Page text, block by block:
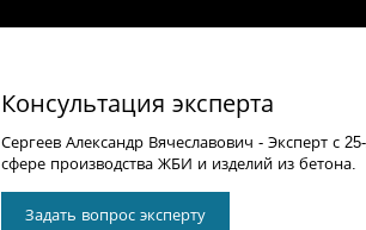
Консультация эксперта
Сергеев Александр Вячеславович - Эксперт с
сфере производства ЖБИ и изделий из бетона.
Задать вопрос эксперту